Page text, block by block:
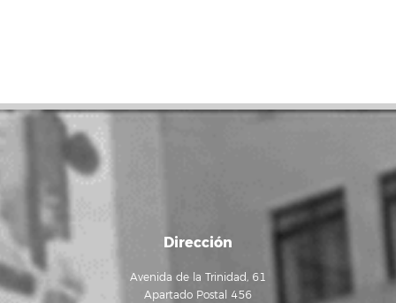
Dirección
Avenida de la Trinidad, 61
Apartado Postal 456